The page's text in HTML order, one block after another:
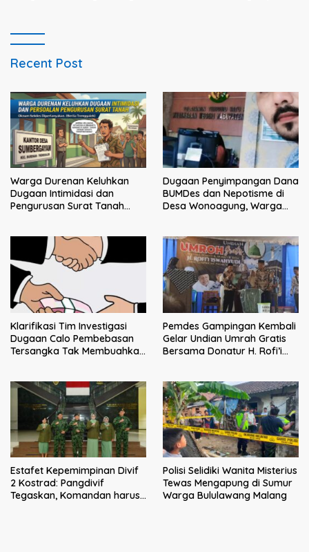
Recent Post
Warga Durenan Keluhkan
Dugaan Intimidasi dan
Pengurusan Surat Tanah
Dugaan Penyimpangan Dana
BUMDes dan Nepotisme di
Desa Wonoagung, Warga
Klarifikasi Tim Investigasi
Dugaan Calo Pembebasan
Tersangka Tak Membuahkan
Pemdes Gampingan Kembali
Gelar Undian Umrah Gratis
Bersama Donatur H. Rofi’i
Estafet Kepemimpinan Divif
2 Kostrad: Pangdivif
Tegaskan, Komandan harus
Polisi Selidiki Wanita Misterius
Tewas Mengapung di Sumur
Warga Bululawang Malang